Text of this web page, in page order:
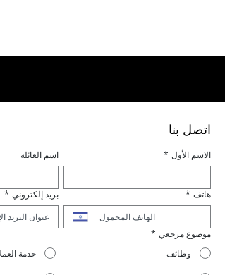
اتصل بنا
الاسم الأول * اسم العائلة
هاتف * بريد إلكتروني *
موضوع مرجعي *
وظائف خدمة